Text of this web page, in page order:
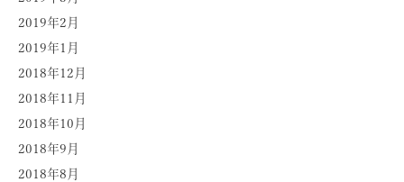
2019年2月
2019年1月
2018年12月
2018年11月
2018年10月
2018年9月
2018年8月